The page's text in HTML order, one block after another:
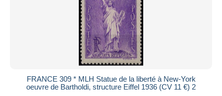
FRANCE 309 * MLH Statue de la liberté à New-York
oeuvre de Bartholdi, structure Eiffel 1936 (CV 11 €) 2